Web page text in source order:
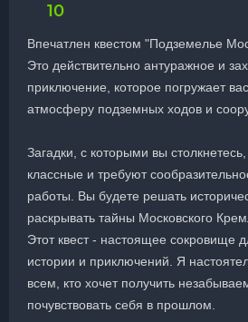
10
Впечатлен квестом "Подземелье
Это действительно антуражное и
приключение, которое погружает
атмосферу подземных ходов и
Загадки, с которыми вы
классные и требуют
работы. Вы будете решать
раскрывать тайны Московского
Этот квест - настоящее сокровище
истории и приключений. Я
всем, кто хочет получить
почувствовать себя в прошлом.